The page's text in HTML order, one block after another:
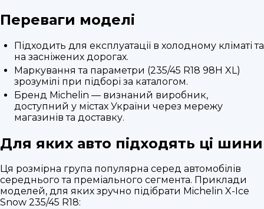
Переваги моделі
Підходить для експлуатації в холодному кліматі та
на засніжених дорогах.
Маркування та параметри (235/45 R18 98H XL)
зрозумілі при підборі за каталогом.
Бренд Michelin — визнаний виробник,
доступний у містах України через мережу
магазинів та доставку.
Для яких авто підходять ці шини
Ця розмірна група популярна серед автомобілів
середнього та преміального сегмента. Приклади
моделей, для яких зручно підібрати Michelin X-Ice
Snow 235/45 R18: